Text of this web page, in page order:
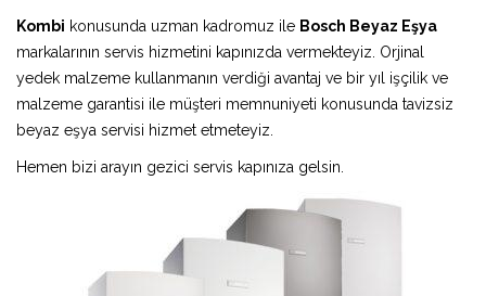
Kombi konusunda uzman kadromuz ile Bosch Beyaz Eşya
markalarının servis hizmetini kapınızda vermekteyiz. Orjinal
yedek malzeme kullanmanın verdiği avantaj ve bir yıl işçilik ve
malzeme garantisi ile müşteri memnuniyeti konusunda tavizsiz
beyaz eşya servisi hizmet etmeteyiz.
Hemen bizi arayın gezici servis kapınıza gelsin.